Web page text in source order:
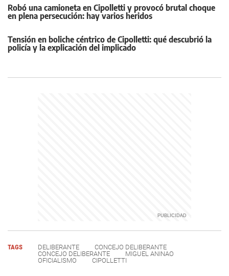
Robó una camioneta en Cipolletti y provocó brutal choque
en plena persecución: hay varios heridos
Tensión en boliche céntrico de Cipolletti: qué descubrió la
policía y la explicación del implicado
TAGS DELIBERANTE
CONCEJO DELIBERANTE
CONCEJO DELIBERANTE
MIGUEL ANINAO
OFICIALISMO
CIPOLLETTI